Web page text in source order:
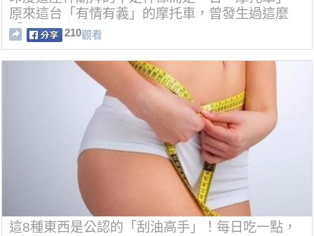
原來這台「有情有義」的摩托車，曾發生過這麼
「離奇」事件...
210觀看
這8種東西是公認的「刮油高手」！每日吃一點，